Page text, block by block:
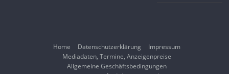
Home Datenschutzerklärung
Impressum
Mediadaten, Termine, Anzeigenpreise
Allgemeine Geschäftsbedingungen